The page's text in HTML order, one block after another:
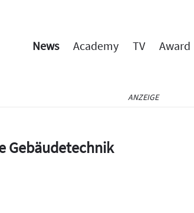
News Academy TV Award
ANZEIGE
Gebäudetechnik